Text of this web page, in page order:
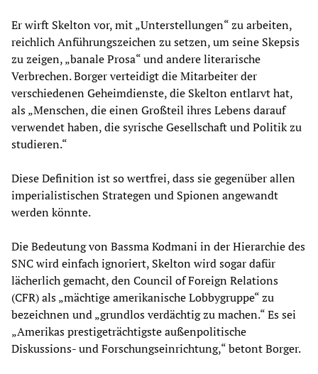
Er wirft Skelton vor, mit „Unterstellungen“ zu arbeiten,
reichlich Anführungszeichen zu setzen, um seine Skepsis
zu zeigen, „banale Prosa“ und andere literarische
Verbrechen. Borger verteidigt die Mitarbeiter der
verschiedenen Geheimdienste, die Skelton entlarvt hat,
als „Menschen, die einen Großteil ihres Lebens darauf
verwendet haben, die syrische Gesellschaft und Politik zu
studieren.“
Diese Definition ist so wertfrei, dass sie gegenüber allen
imperialistischen Strategen und Spionen angewandt
werden könnte.
Die Bedeutung von Bassma Kodmani in der Hierarchie des
SNC wird einfach ignoriert, Skelton wird sogar dafür
lächerlich gemacht, den Council of Foreign Relations
(CFR) als „mächtige amerikanische Lobbygruppe“ zu
bezeichnen und „grundlos verdächtig zu machen.“ Es sei
„Amerikas prestigeträchtigste außenpolitische
Diskussions- und Forschungseinrichtung,“ betont Borger.